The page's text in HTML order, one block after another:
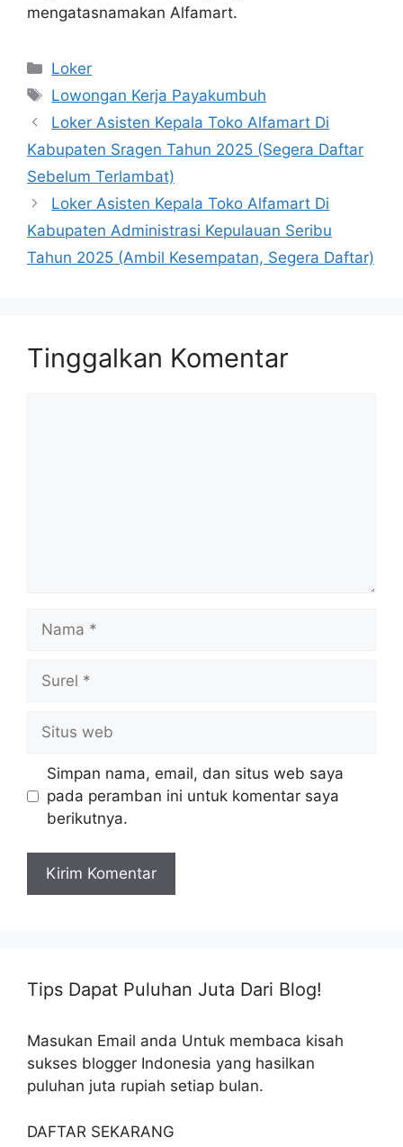
mengatasnamakan Alfamart.
Kategori
Loker
Tag
Lowongan Kerja Payakumbuh
Loker Asisten Kepala Toko Alfamart Di
Kabupaten Sragen Tahun 2025 (Segera Daftar
Sebelum Terlambat)
Loker Asisten Kepala Toko Alfamart Di
Kabupaten Administrasi Kepulauan Seribu
Tahun 2025 (Ambil Kesempatan, Segera Daftar)
Tinggalkan Komentar
web
Simpan nama, email, dan situs web saya
pada peramban ini untuk komentar saya
berikutnya.
Tips Dapat Puluhan Juta Dari Blog!
Masukan Email anda Untuk membaca kisah
sukses blogger Indonesia yang hasilkan
puluhan juta rupiah setiap bulan.
DAFTAR SEKARANG